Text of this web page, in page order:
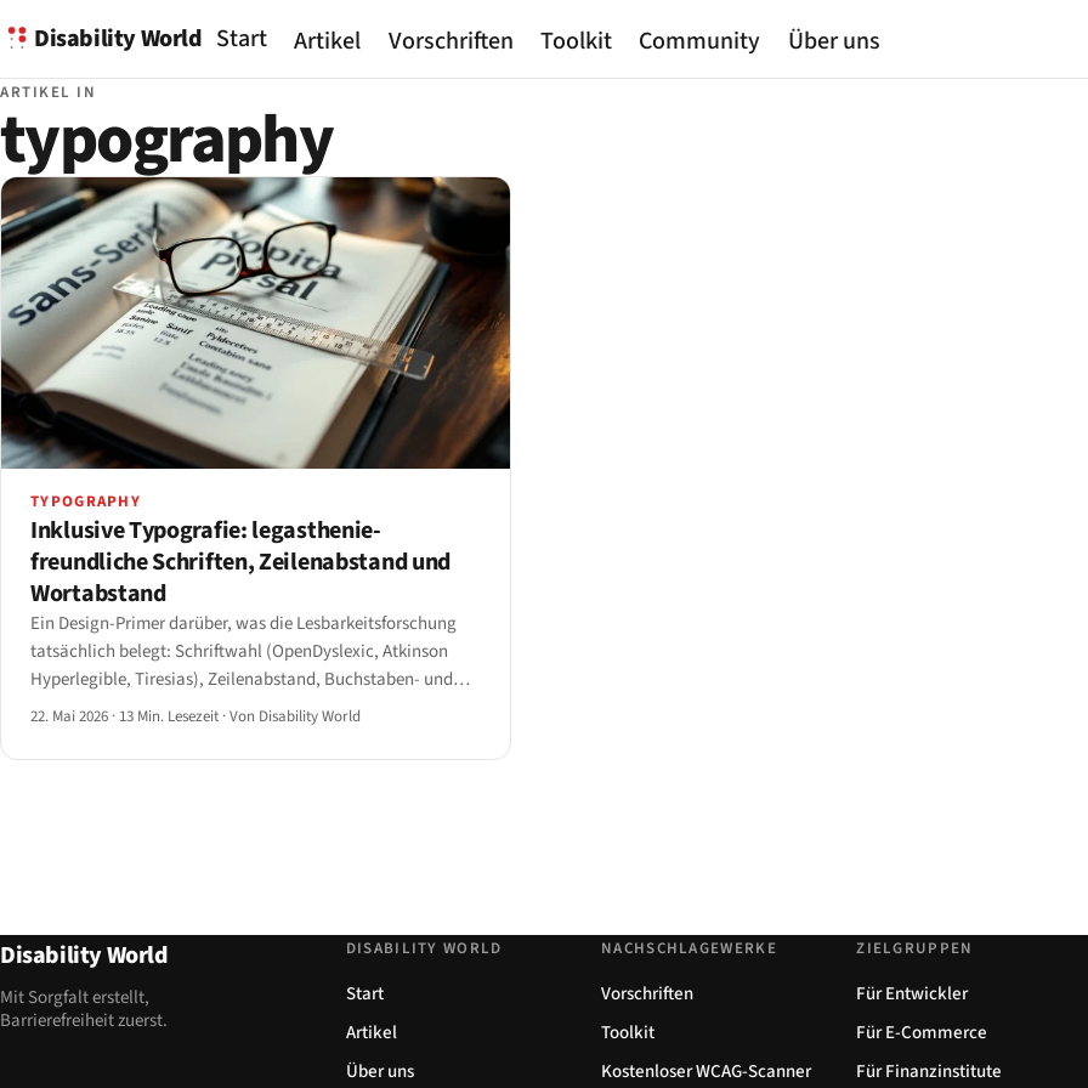
Disability World Start Artikel Vorschriften Toolkit Community Über uns
ARTIKEL IN
typography
TYPOGRAPHY
Inklusive Typografie: legasthenie-
freundliche Schriften, Zeilenabstand und
Wortabstand
Ein Design-Primer darüber, was die Lesbarkeitsforschung
tatsächlich belegt: Schriftwahl (OpenDyslexic, Atkinson
Hyperlegible, Tiresias), Zeilenabstand, Buchstaben- und
Wortabstand sowie Absatzabstand.
22. Mai 2026 · 13 Min. Lesezeit ·Von Disability World
Disability World
Mit Sorgfalt erstellt,
Barrierefreiheit zuerst.
DISABILITY WORLD
Start
Artikel
Über uns
NACHSCHLAGEWERKE
Vorschriften
Toolkit
Kostenloser WCAG-Scanner
ZIELGRUPPEN
Für Entwickler
Für E-Commerce
Für Finanzinstitute